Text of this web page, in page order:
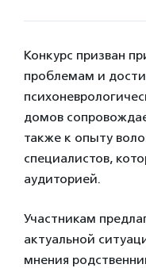
Конкурс призван
проблемам и
домов
также к опыту
специалистов,
аудиторией.
Участникам
актуальной
мнения